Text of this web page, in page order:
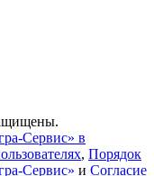
Сервис» в
, Порядок
Сервис» и Согласие